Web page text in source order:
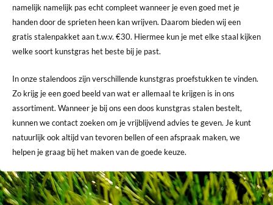
namelijk namelijk pas echt compleet wanneer je even goed met je
handen door de sprieten heen kan wrijven. Daarom bieden wij een
gratis stalenpakket aan t.w.v. €30. Hiermee kun je met elke staal kijken
welke soort kunstgras het beste bij je past.
In onze stalendoos zijn verschillende kunstgras proefstukken te vinden.
Zo krijg je een goed beeld van wat er allemaal te krijgen is in ons
assortiment. Wanneer je bij ons een doos kunstgras stalen bestelt,
kunnen we contact zoeken om je vrijblijvend advies te geven. Je kunt
natuurlijk ook altijd van tevoren bellen of een afspraak maken, we
helpen je graag bij het maken van de goede keuze.